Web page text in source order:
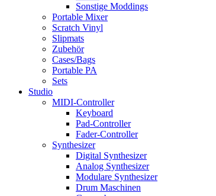
Sonstige Moddings
Portable Mixer
Scratch Vinyl
Slipmats
Zubehör
Cases/Bags
Portable PA
Sets
Studio
MIDI-Controller
Keyboard
Pad-Controller
Fader-Controller
Synthesizer
Digital Synthesizer
Analog Synthesizer
Modulare Synthesizer
Drum Maschinen